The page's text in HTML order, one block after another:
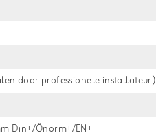
door professionele installateur)
Din+/Önorm+/EN+